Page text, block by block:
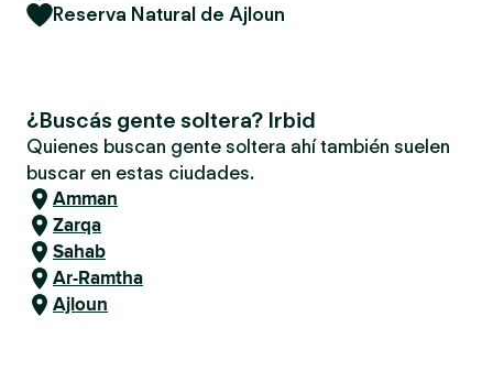
Reserva Natural de Ajloun
¿Buscás gente soltera? Irbid
Quienes buscan gente soltera ahí también suelen
buscar en estas ciudades.
Amman
Zarqa
Sahab
Ar-Ramtha
Ajloun